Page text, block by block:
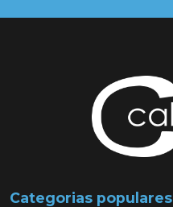
Categorias populares